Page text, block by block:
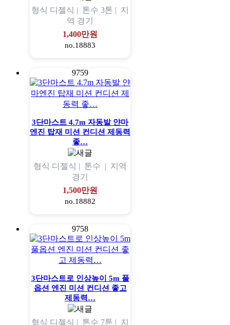
형식 디젤식 | 톤수 3톤 | 지
역 경기
1,400만원
no.18883
9759
3단마스트 4.7m 자동발 얀마
엔진 탑재 미션 컨디션 제동력
좋…
형식 디젤식 | 톤수 | 지역
경기
1,500만원
no.18882
9758
3단마스트로 인상높이 5m 풀
옵션 엔진 미션 컨디션 좋고
제동력…
형식 디젤식 | 톤수 7톤 | 지